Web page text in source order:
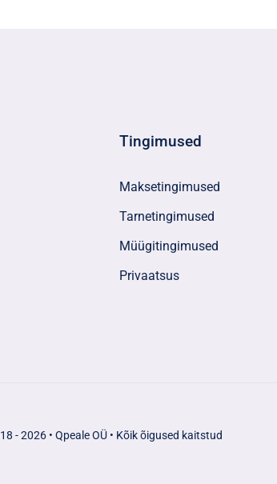
Tingimused
Maksetingimused
Tarnetingimused
Müügitingimused
Privaatsus
- 2026 • Qpeale OÜ • Kõik õigused kaitstud